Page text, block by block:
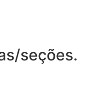
seções.